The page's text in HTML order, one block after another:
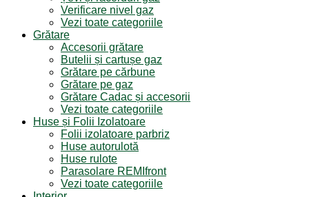
Verificare nivel gaz
Vezi toate categoriile
Grătare
Accesorii grătare
Butelii și cartușe gaz
Grătare pe cărbune
Grătare pe gaz
Grătare Cadac și accesorii
Vezi toate categoriile
Huse și Folii Izolatoare
Folii izolatoare parbriz
Huse autorulotă
Huse rulote
Parasolare REMIfront
Vezi toate categoriile